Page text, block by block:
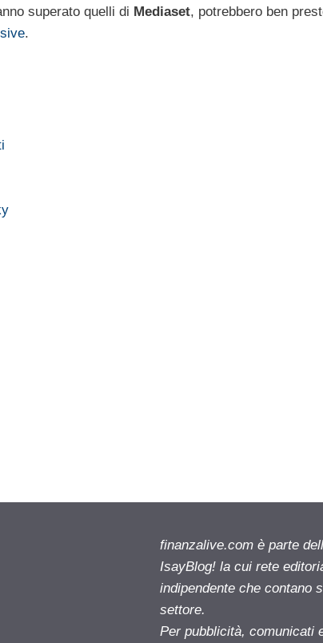
superato quelli di Mediaset, potrebbero ben
.
finanzalive.com è parte
IsayBlog! la cui rete
indipendente che contano
settore.
Per pubblicità, comunicati